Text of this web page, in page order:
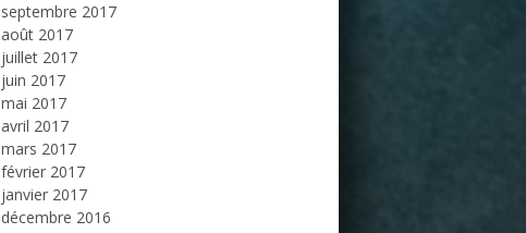
septembre 2017
août 2017
juillet 2017
juin 2017
mai 2017
avril 2017
mars 2017
février 2017
janvier 2017
décembre 2016